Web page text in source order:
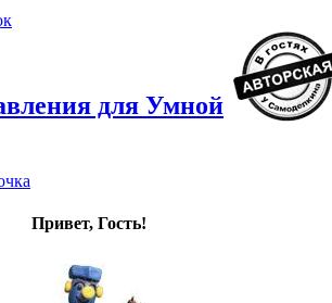
для Умной
Привет, Гость!